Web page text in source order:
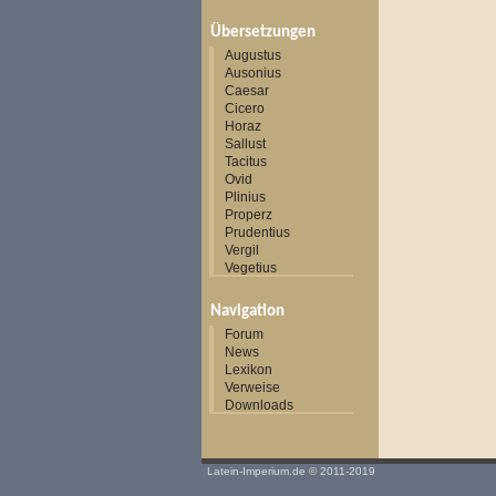
Übersetzungen
Augustus
Ausonius
Caesar
Cicero
Horaz
Sallust
Tacitus
Ovid
Plinius
Properz
Prudentius
Vergil
Vegetius
Navigation
Forum
News
Lexikon
Verweise
Downloads
Latein-Imperium.de © 2011-2019